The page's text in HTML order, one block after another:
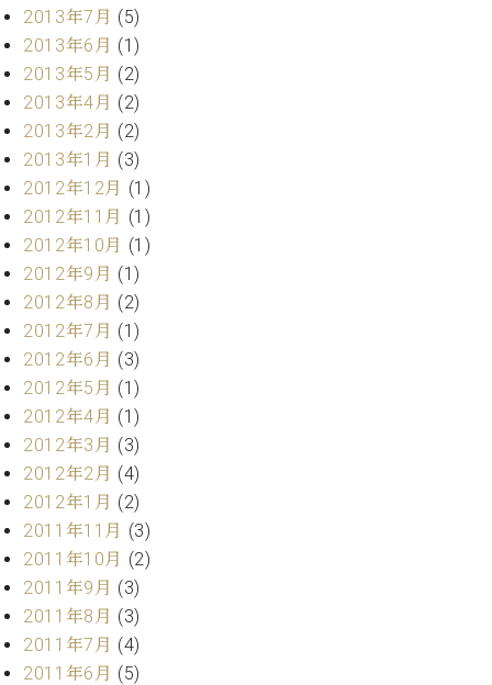
2013年7月 (5)
2013年6月 (1)
2013年5月 (2)
2013年4月 (2)
2013年2月 (2)
2013年1月 (3)
2012年12月 (1)
2012年11月 (1)
2012年10月 (1)
2012年9月 (1)
2012年8月 (2)
2012年7月 (1)
2012年6月 (3)
2012年5月 (1)
2012年4月 (1)
2012年3月 (3)
2012年2月 (4)
2012年1月 (2)
2011年11月 (3)
2011年10月 (2)
2011年9月 (3)
2011年8月 (3)
2011年7月 (4)
2011年6月 (5)